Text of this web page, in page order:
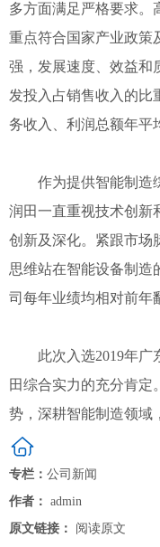
多方面满足严格要求。
重点符合国家产业政策
强，发展速度、效益和
发投入占销售收入的比
务收入、利润总额年平
作为提供智能制造综
润田一直重视技术创新
创新及深化。紧跟市场
思维站在智能设备制造
司每年业绩均相对前年
此次入选2019年广
田综合实力的充分肯定
势，深耕智能制造领域
专栏： 公司新闻
作者： admin
原文链接：
阅读原文